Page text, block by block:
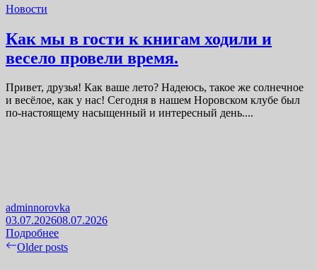
Новости
Как мы в гости к книгам ходили и
весело провели время.
Привет, друзья! Как ваше лето? Надеюсь, такое же солнечное
и весёлое, как у нас! Сегодня в нашем Норовском клубе был
по-настоящему насыщенный и интересный день....
adminnorovka
03.07.202608.07.2026
Подробнее
Навигация
Older posts